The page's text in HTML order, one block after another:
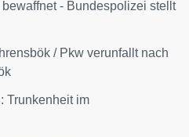
- Bundespolizei stellt
/ Pkw verunfallt nach
Trunkenheit im